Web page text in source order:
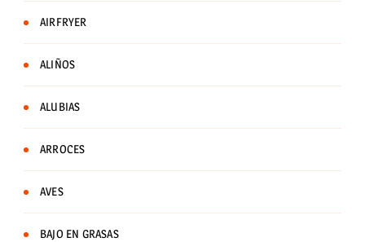
AIRFRYER
ALIÑOS
ALUBIAS
ARROCES
AVES
BAJO EN GRASAS